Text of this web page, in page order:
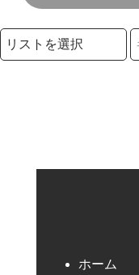
検索リストの選択
ホーム